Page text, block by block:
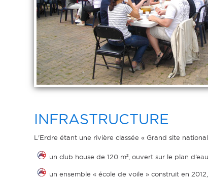
INFRASTRUCTURE
L'Erdre étant une rivière classée « Grand site
un club house de 120 m², ouvert sur le plan
un ensemble « école de voile » construit en